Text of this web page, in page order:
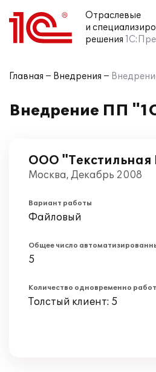
Отраслевые
и
решения
Главная Внедрения
Внедрение ПП
ООО
Москва, Декабрь 2008
Вариант работы
Файловый
Общее число
5
Количество одновременно
Толстый клиент: 5